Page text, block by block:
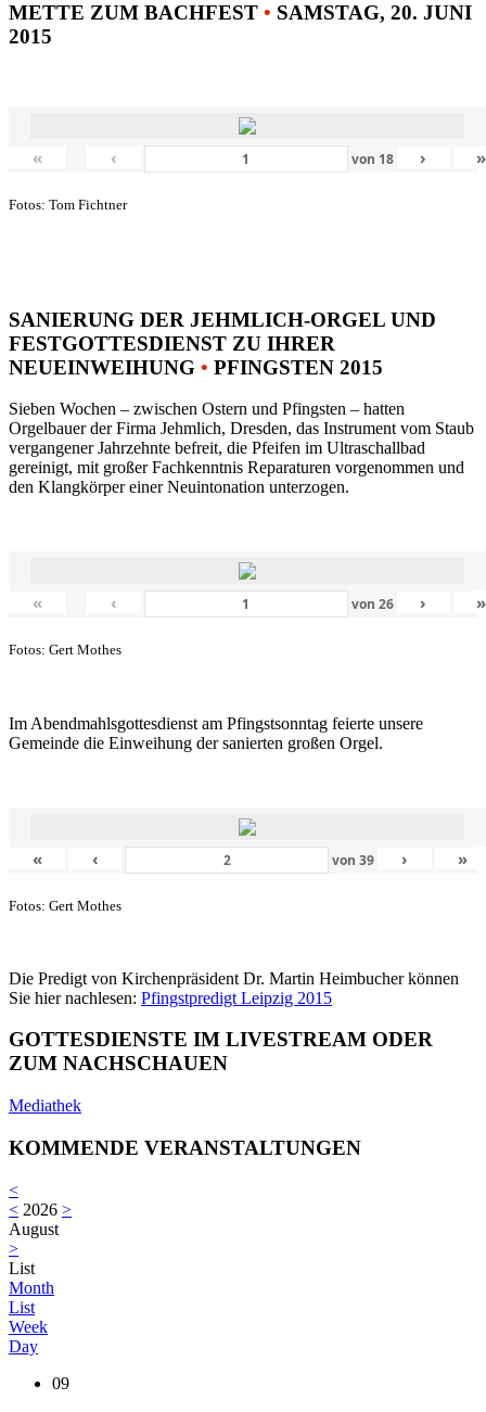
METTE ZUM BACHFEST • SAMSTAG, 20. JUNI
2015
« ‹ von 18 › »
Fotos: Tom Fichtner
SANIERUNG DER JEHMLICH-ORGEL UND
FESTGOTTESDIENST ZU IHRER
NEUEINWEIHUNG • PFINGSTEN 2015
Sieben Wochen – zwischen Ostern und Pfingsten – hatten
Orgelbauer der Firma Jehmlich, Dresden, das Instrument vom Staub
vergangener Jahrzehnte befreit, die Pfeifen im Ultraschallbad
gereinigt, mit großer Fachkenntnis Reparaturen vorgenommen und
den Klangkörper einer Neuintonation unterzogen.
« ‹ von 26 › »
Fotos: Gert Mothes
Im Abendmahlsgottesdienst am Pfingstsonntag feierte unsere
Gemeinde die Einweihung der sanierten großen Orgel.
« ‹ von39 › »
Fotos: Gert Mothes
Die Predigt von Kirchenpräsident Dr. Martin Heimbucher können
Sie hier nachlesen: Pfingstpredigt Leipzig 2015
GOTTESDIENSTE IM LIVESTREAM ODER
ZUM NACHSCHAUEN
Mediathek
KOMMENDE VERANSTALTUNGEN
<
< 2026 >
August
>
List
Month
List
Week
Day
09